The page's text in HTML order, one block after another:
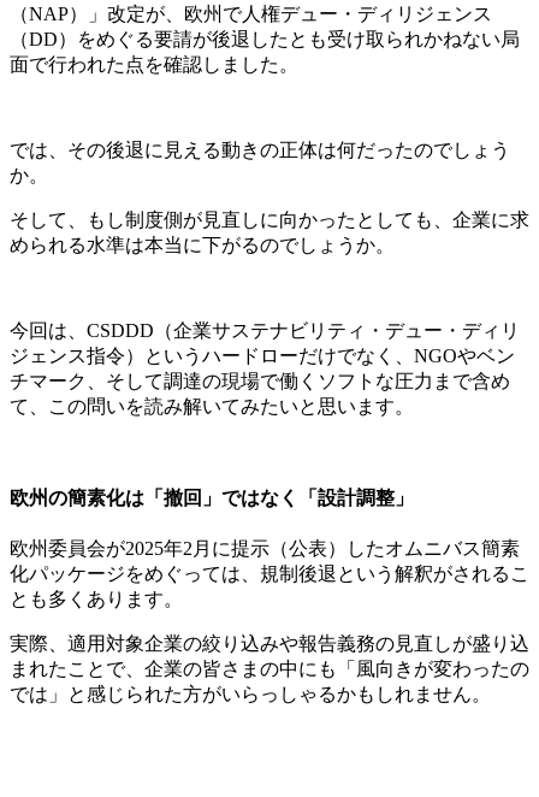
（NAP）」改定が、欧州で人権デュー・ディリジェンス
（DD）をめぐる要請が後退したとも受け取られかねない局
面で行われた点を確認しました。
では、その後退に見える動きの正体は何だったのでしょう
か。
そして、もし制度側が見直しに向かったとしても、企業に求
められる水準は本当に下がるのでしょうか。
今回は、CSDDD（企業サステナビリティ・デュー・ディリ
ジェンス指令）というハードローだけでなく、NGOやベン
チマーク、そして調達の現場で働くソフトな圧力まで含め
て、この問いを読み解いてみたいと思います。
欧州の簡素化は「撤回」ではなく「設計調整」
欧州委員会が2025年2月に提示（公表）したオムニバス簡素
化パッケージをめぐっては、規制後退という解釈がされるこ
とも多くあります。
実際、適用対象企業の絞り込みや報告義務の見直しが盛り込
まれたことで、企業の皆さまの中にも「風向きが変わったの
では」と感じられた方がいらっしゃるかもしれません。